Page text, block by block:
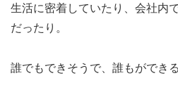
生活に密着していたり、会社内
だったり。
誰でもできそうで、誰もができ